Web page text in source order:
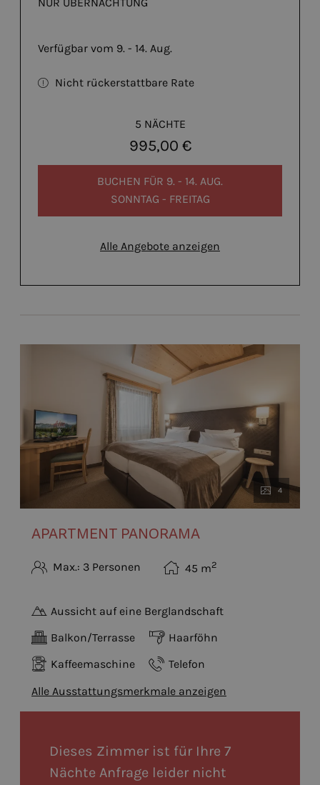
Verfügbar vom 9. - 14. Aug.
Nicht rückerstattbare Rate
5 NÄCHTE
995,00 €
BUCHEN FÜR 9. - 14. AUG.
SONNTAG - FREITAG
Alle Angebote anzeigen
4
APARTMENT PANORAMA
Max.: 3 Personen 45 m2
Aussicht auf eine Berglandschaft
Balkon/Terrasse
Haarföhn
Kaffeemaschine
Telefon
Alle Ausstattungsmerkmale anzeigen
Dieses Zimmer ist für Ihre 7
Nächte Anfrage leider nicht